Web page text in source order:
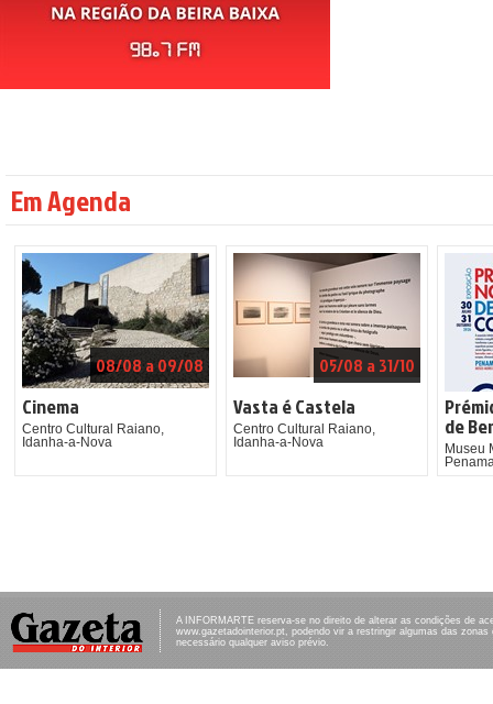
Em Agenda
08/08 a 09/08
Cinema
Centro Cultural Raiano,
Idanha-a-Nova
05/08 a 31/10
Vasta é Castela
Centro Cultural Raiano,
Idanha-a-Nova
de
Museu
A INFORMARTE reserva-se no direito de alterar as condições de
www.gazetadointerior.pt, podendo vir a restringir algumas das
necessário qualquer aviso prévio.